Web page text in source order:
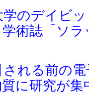
のデイビ
術誌「ソ
れる前の
質に研究が